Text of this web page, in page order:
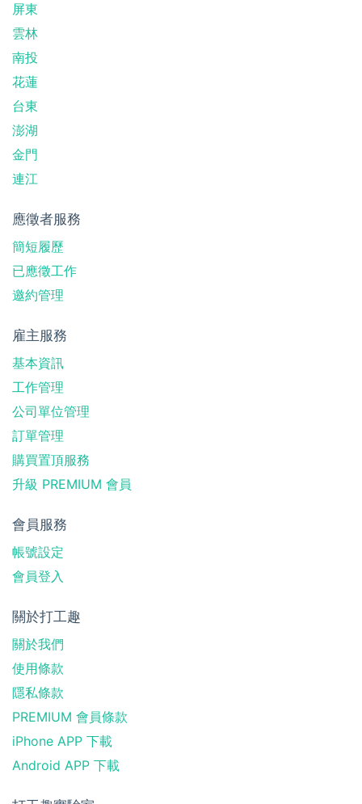
屏東
雲林
南投
花蓮
台東
澎湖
金門
連江
應徵者服務
簡短履歷
已應徵工作
邀約管理
雇主服務
基本資訊
工作管理
公司單位管理
訂單管理
購買置頂服務
升級 PREMIUM 會員
會員服務
帳號設定
會員登入
關於打工趣
關於我們
使用條款
隱私條款
PREMIUM 會員條款
iPhone APP 下載
Android APP 下載